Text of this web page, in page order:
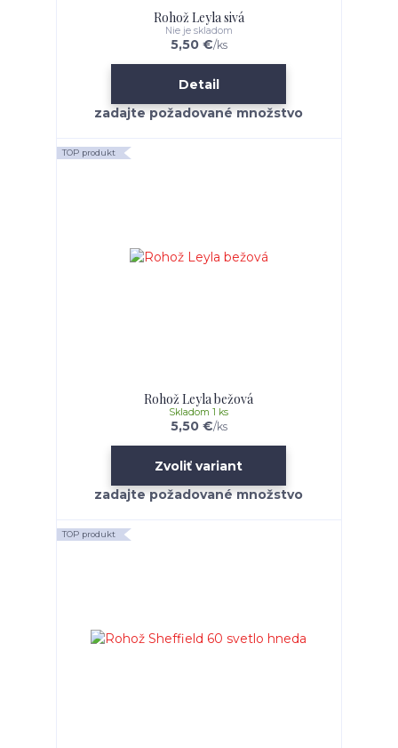
Rohož Leyla sivá
5,50 €/ks
Nie je skladom
Detail
TOP produkt
Rohož Leyla bežová
5,50 €/ks
Skladom 1 ks
Zvoliť variant
TOP produkt